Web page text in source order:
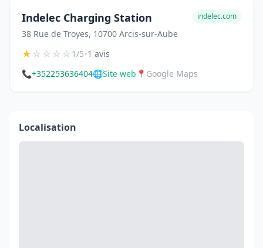
Indelec Charging Station
38 Rue de Troyes, 10700 Arcis-sur-Aube
indelec.com
★☆☆☆☆1/5•1 avis
📞+352253636404🌐Site web 📍 Google Maps
Localisation